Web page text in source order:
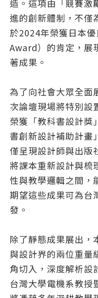
造。這項由「競賽激
進的創新體制，不僅
於2024年榮獲日本
Award）的肯定，展
著成果。
為了向社會大眾全面
次論壇現場將特別設
榮獲「教科書設計獎
書創新設計補助計畫
僅呈現設計師與出版
將課本重新設計與梳
性與教學邏輯之間，
期望這些成果可為台
發。
除了靜態成果展出，
與設計界的兩位重量
角切入，深度解析設
台灣大學電機系教授